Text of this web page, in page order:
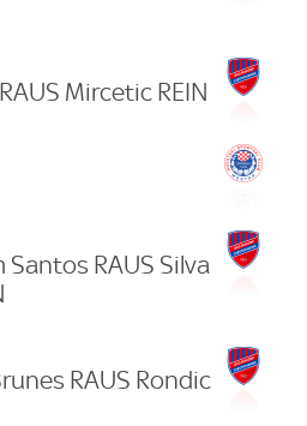
Mircetic REIN
RAUS Silva
RAUS Rondic